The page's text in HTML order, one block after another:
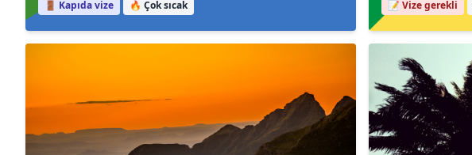
🚪 Kapıda vize 🔥 Çok sıcak 📝 Vize gerekli